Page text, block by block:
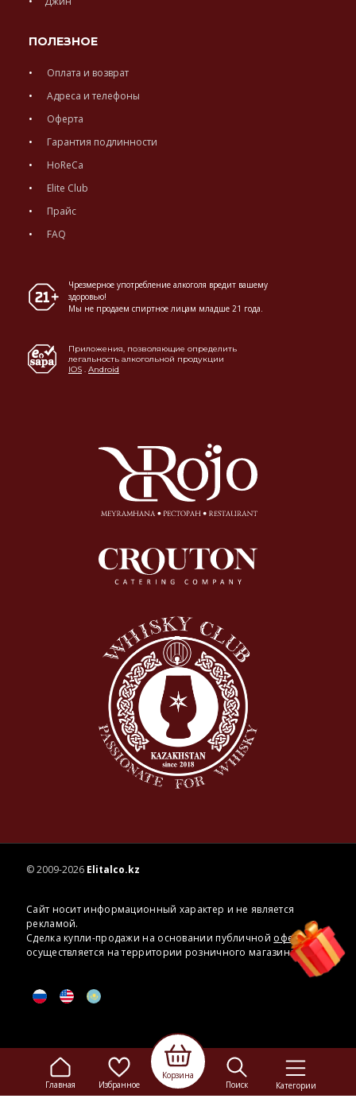
Главная Избранное
Корзина
Поиск
Категории
ПОЛЕЗНОЕ
Оплата и возврат
Адреса и телефоны
Оферта
Гарантия подлинности
HoReCa
Elite Club
Прайс
FAQ
Чрезмерное употребление алкоголя вредит вашему
здоровью!
Мы не продаем спиртное лицам младше 21 года.
Приложения, позволяющие определить
легальность алкогольной продукции
IOS . Android
© 2009-2026 Elitalco.kz
Сайт носит информационный характер и не является
рекламой.
Сделка купли-продажи на основании публичной оферты
осуществляется на территории розничного магазина.